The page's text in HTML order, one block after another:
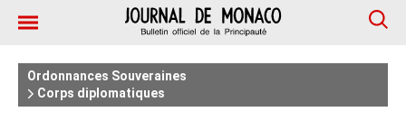
Ordonnances Souveraines
Corps diplomatiques